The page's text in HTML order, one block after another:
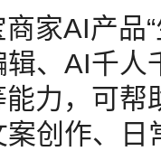
家AI产品
、AI千
力，可
创作、日